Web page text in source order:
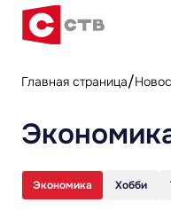
Главная страница
Экономика Хобби